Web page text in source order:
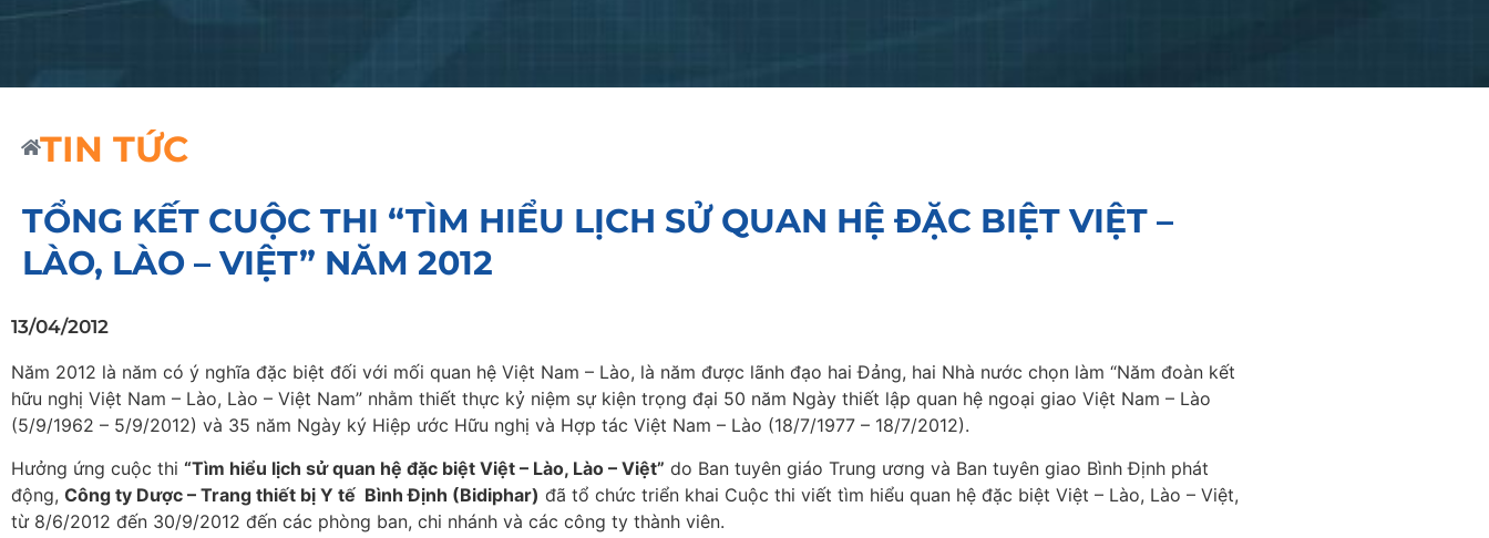
TIN TỨC
TỔNG KẾT CUỘC THI “TÌM HIỂU LỊCH SỬ QUAN HỆ ĐẶC BIỆT VIỆT –
LÀO, LÀO – VIỆT” NĂM 2012
13/04/2012
Năm 2012 là năm có ý nghĩa đặc biệt đối với mối quan hệ Việt Nam – Lào, là năm được lãnh đạo hai Đảng, hai Nhà nước chọn làm “Năm đoàn kết
hữu nghị Việt Nam – Lào, Lào – Việt Nam” nhằm thiết thực kỷ niệm sự kiện trọng đại 50 năm Ngày thiết lập quan hệ ngoại giao Việt Nam – Lào
(5/9/1962 – 5/9/2012) và 35 năm Ngày ký Hiệp ước Hữu nghị và Hợp tác Việt Nam – Lào (18/7/1977 – 18/7/2012).
Hưởng ứng cuộc thi “Tìm hiểu lịch sử quan hệ đặc biệt Việt – Lào, Lào – Việt” do Ban tuyên giáo Trung ương và Ban tuyên giao Bình Định phát
động, Công ty Dược – Trang thiết bị Y tế Bình Định (Bidiphar) đã tổ chức triển khai Cuộc thi viết tìm hiểu quan hệ đặc biệt Việt – Lào, Lào – Việt,
từ 8/6/2012 đến 30/9/2012 đến các phòng ban, chi nhánh và các công ty thành viên.